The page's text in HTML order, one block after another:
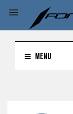

MENU